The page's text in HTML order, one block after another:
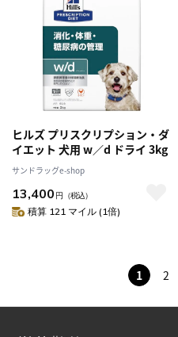
ヒルズ プリスクリプション・ダ
イエット 犬用 w／d ドライ 3kg
サンドラッグe-shop
13,400 円 （税込）
積算 121 マイル (1倍)
1 2